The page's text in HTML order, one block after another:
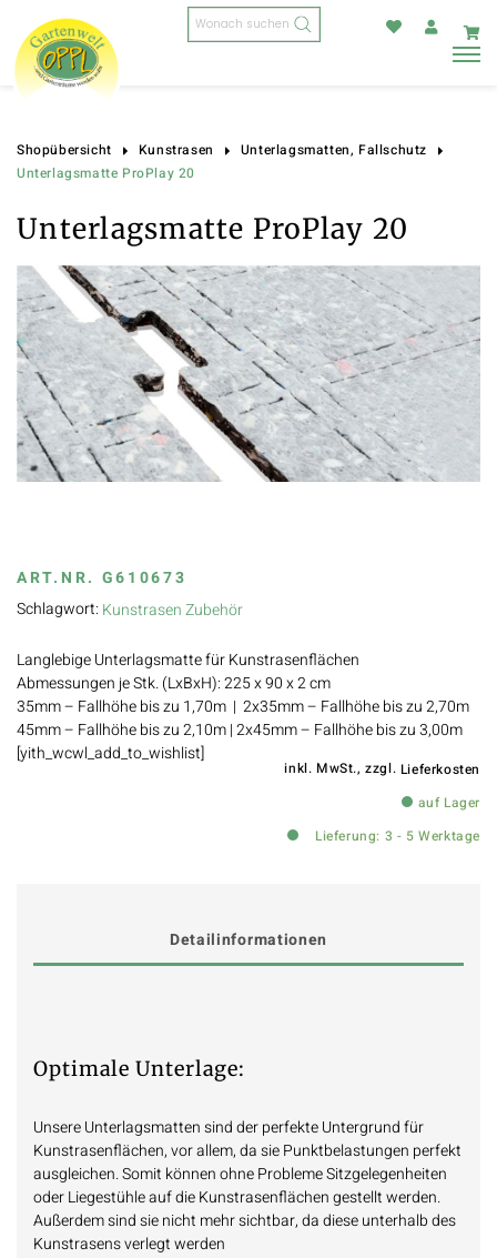
Products
search
Shopübersicht Kunstrasen
Unterlagsmatten, Fallschutz
Unterlagsmatte ProPlay 20
Unterlagsmatte ProPlay 20
ART.NR. G610673
Schlagwort: Kunstrasen Zubehör
Langlebige Unterlagsmatte für Kunstrasenflächen
Abmessungen je Stk. (LxBxH): 225 x 90 x 2 cm
35mm – Fallhöhe bis zu 1,70m | 2x35mm – Fallhöhe bis zu 2,70m
45mm – Fallhöhe bis zu 2,10m | 2x45mm – Fallhöhe bis zu 3,00m
[yith_wcwl_add_to_wishlist]
inkl. MwSt., zzgl. Lieferkosten
auf Lager
Lieferung: 3 - 5 Werktage
Detailinformationen
Optimale Unterlage:
Unsere Unterlagsmatten sind der perfekte Untergrund für
Kunstrasenflächen, vor allem, da sie Punktbelastungen perfekt
ausgleichen. Somit können ohne Probleme Sitzgelegenheiten
oder Liegestühle auf die Kunstrasenflächen gestellt werden.
Außerdem sind sie nicht mehr sichtbar, da diese unterhalb des
Kunstrasens verlegt werden